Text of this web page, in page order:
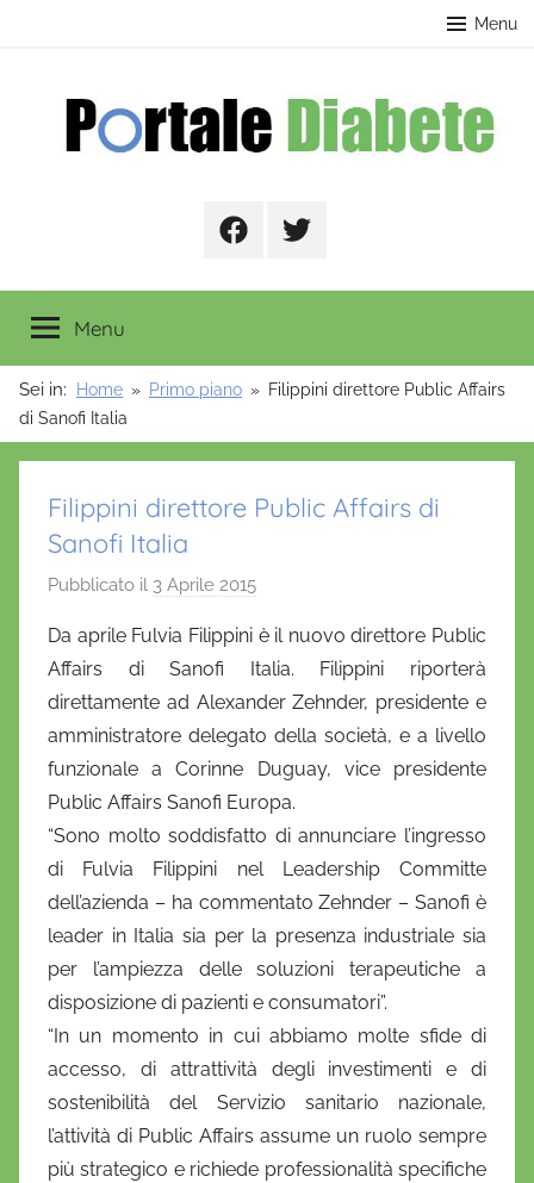
Menu
FacebookTwitter
Menu
Sei in: Home Primo piano
Filippini direttore Public Affairs
di Sanofi Italia
Filippini direttore Public Affairs di
Sanofi Italia
Pubblicato il 3 Aprile 2015
D
a
n
i
e
l
a
D
'
o
Da aprile Fulvia Filippini è il nuovo direttore Public
Affairs di Sanofi Italia. Filippini riporterà
direttamente ad Alexander Zehnder, presidente e
amministratore delegato della società, e a livello
funzionale a Corinne Duguay, vice presidente
Public Affairs Sanofi Europa.
“Sono molto soddisfatto di annunciare l’ingresso
di Fulvia Filippini nel Leadership Committe
dell’azienda – ha commentato Zehnder – Sanofi è
leader in Italia sia per la presenza industriale sia
per l’ampiezza delle soluzioni terapeutiche a
disposizione di pazienti e consumatori”.
“In un momento in cui abbiamo molte sfide di
accesso, di attrattività degli investimenti e di
sostenibilità del Servizio sanitario nazionale,
l’attività di Public Affairs assume un ruolo sempre
più strategico e richiede professionalità specifiche